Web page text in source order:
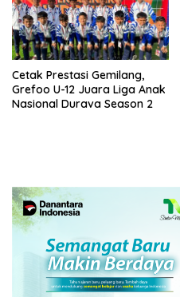
Cetak Prestasi Gemilang,
Grefoo U-12 Juara Liga Anak
Nasional Durava Season 2